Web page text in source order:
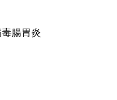
毒腸胃炎